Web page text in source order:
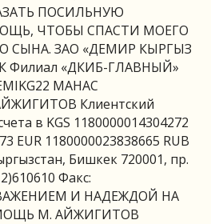
ПОСИЛЬНУЮ
ЧТОБЫ СПАСТИ МОЕГО
СЫНА. ЗАО «ДЕМИР КЫРГЫЗ
Филиал «ДКИБ-ГЛАВНЫЙ»
МАНАС
Клиентский
в KGS 1180000014304272
EUR 1180000023838665 RUB
Бишкек 720001, пр.
Факс:
И НАДЕЖДОЙ НА
М. АЙЖИГИТОВ